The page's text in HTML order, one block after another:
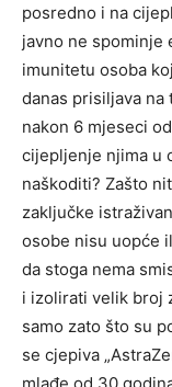
posredno i na
javno ne spominje
imunitetu osoba
danas prisiljava
nakon 6 mjeseci
cijepljenje njima u
naškoditi? Zašto
zaključke
osobe nisu uopće
da stoga nema
i izolirati velik broj
samo zato što su
se cjepiva